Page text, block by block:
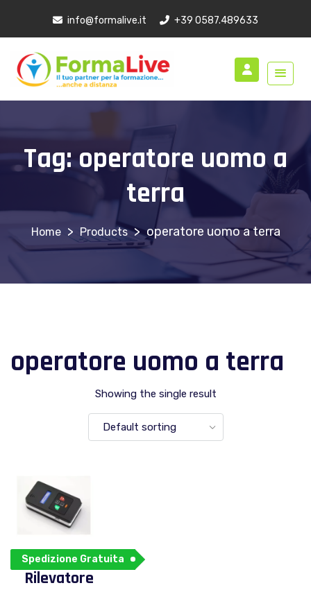
info@formalive.it +39 0587.489633
Tag:operatore uomo a
terra
> Products > operatore uomo a terra
operatore uomo a terra
Showing the single result
Spedizione Gratuita
Rilevatore